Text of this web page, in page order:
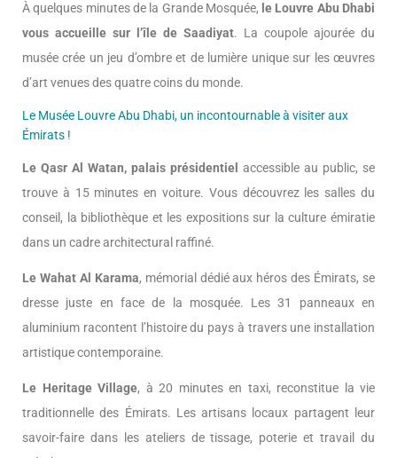
À quelques minutes de la Grande Mosquée, le Louvre Abu Dhabi
vous accueille sur l’île de Saadiyat. La coupole ajourée du
musée crée un jeu d’ombre et de lumière unique sur les œuvres
d’art venues des quatre coins du monde.
Le Musée Louvre Abu Dhabi, un incontournable à visiter aux
Émirats !
Le Qasr Al Watan, palais présidentiel accessible au public, se
trouve à 15 minutes en voiture. Vous découvrez les salles du
conseil, la bibliothèque et les expositions sur la culture émiratie
dans un cadre architectural raffiné.
Le Wahat Al Karama, mémorial dédié aux héros des Émirats, se
dresse juste en face de la mosquée. Les 31 panneaux en
aluminium racontent l’histoire du pays à travers une installation
artistique contemporaine.
Le Heritage Village, à 20 minutes en taxi, reconstitue la vie
traditionnelle des Émirats. Les artisans locaux partagent leur
savoir-faire dans les ateliers de tissage, poterie et travail du